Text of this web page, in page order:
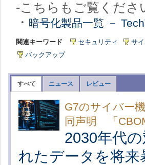
-こちらもご覧くださ
・ 暗号化製品一覧 －
関連キーワード セキュリティ サ
バックアップ
すべて ニュース レビュー
G7のサイバー
同声明 「
2030年代
れたデータを将